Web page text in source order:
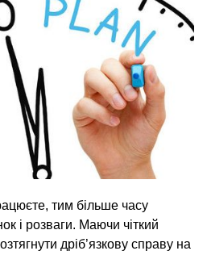
тим більше часу
і розваги. Маючи чіткий
дріб’язкову справу на